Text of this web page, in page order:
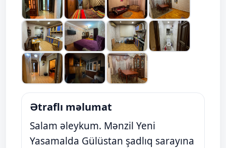
Ətraflı məlumat
Salam əleykum. Mənzil Yeni
Yasamalda Gülüstan şadlıq sarayına